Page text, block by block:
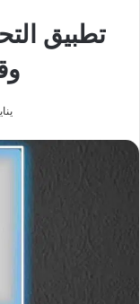
تطبيق
يناير 13,